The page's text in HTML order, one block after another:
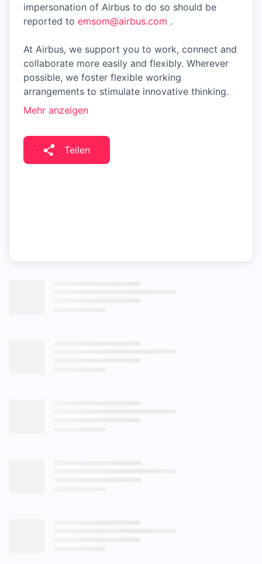
impersonation of Airbus to do so should be
reported to emsom@airbus.com .
At Airbus, we support you to work, connect and
collaborate more easily and flexibly. Wherever
possible, we foster flexible working
arrangements to stimulate innovative thinking.
Mehr anzeigen
Teilen